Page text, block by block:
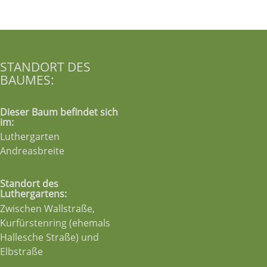
STANDORT DES
BAUMES:
Dieser Baum befindet sich
im:
Luthergarten
Andreasbreite
Standort des
Luthergartens:
Zwischen Wallstraße,
Kurfürstenring (ehemals
Hallesche Straße) und
Elbstraße